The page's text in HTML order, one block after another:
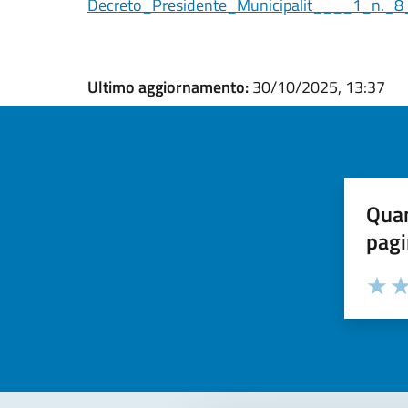
Ultimo aggiornamento:30/10/2025, 13:37
Valuta